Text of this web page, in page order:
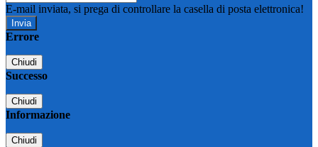
E-mail inviata, si prega di controllare la casella di posta elettronica!
Errore
Chiudi
Successo
Chiudi
Informazione
Chiudi